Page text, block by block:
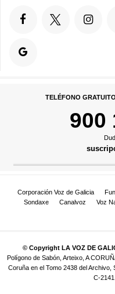
TELÉFONO
900
Corporación Voz de Galicia
Sondaxe
Canalvoz Voz
© Copyright LA VOZ DE
Polígono de Sabón, Arteixo, A
Coruña en el Tomo 2438 del
C-